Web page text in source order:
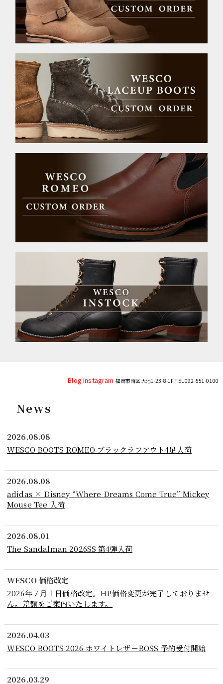
Blog Instagram 福岡市南区大池1-23-8-1F TEL 092-551-0100
News
2026.08.08
WESCO BOOTS ROMEO ブラックラフアウト4足入荷
2026.08.08
adidas × Disney “Where Dreams Come True” Mickey
Mouse Tee 入荷
2026.08.01
The Sandalman 2026SS 第4弾入荷
WESCO 価格改定
2026年７月１日価格改定。HP価格変更が完了しておりませ
ん。差額をご案内いたします。
2026.04.03
WESCO BOOTS 2026 ホワイトレザーBOSS 予約受付開始
2026.03.29